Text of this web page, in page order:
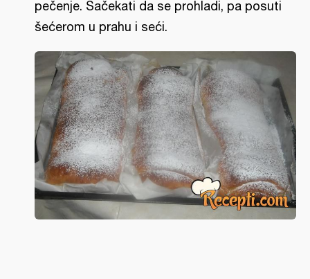
pečenje. Sačekati da se prohladi, pa posuti
šećerom u prahu i seći.